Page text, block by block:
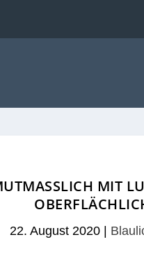
MIT
BERFLÄCHLICH
22. August 2020|